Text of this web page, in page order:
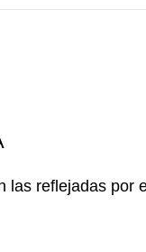
reflejadas por